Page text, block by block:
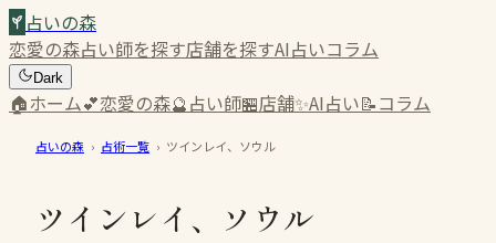
占いの森
恋愛の森占い師を探す店舗を探すAI占いコラム
Dark
🏠ホーム💕恋愛の森🔮占い師🏪店舗✨AI占い📝コラム
占いの森 › 占術一覧 › ツインレイ、ソウル
ツインレイ、ソウル